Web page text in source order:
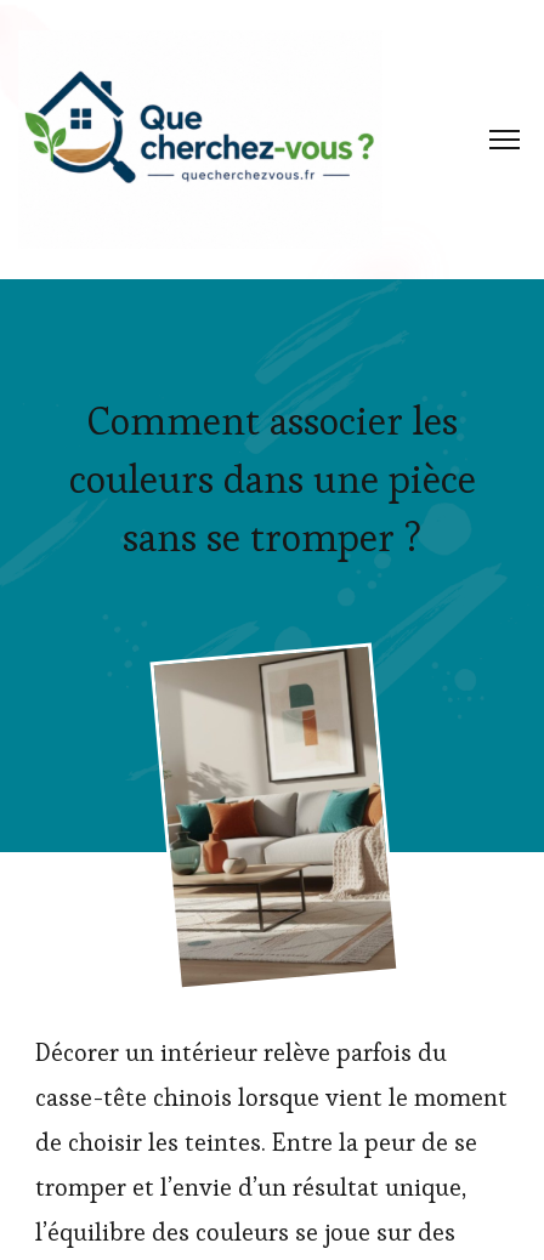
Comment associer les
couleurs dans une pièce
sans se tromper ?
Décorer un intérieur relève parfois du
casse-tête chinois lorsque vient le moment
de choisir les teintes. Entre la peur de se
tromper et l’envie d’un résultat unique,
l’équilibre des couleurs se joue sur des